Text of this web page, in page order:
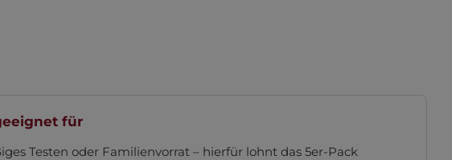
für
Testen oder Familienvorrat – hierfür lohnt das 5er-Pack